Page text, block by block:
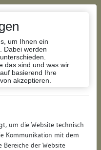
um Ihnen ein
Dabei werden
das sind und was wir
basierend Ihre
akzeptieren.
um die Website technisch
Kommunikation mit dem
Bereiche der Website
Restaurierung
Restaurierung